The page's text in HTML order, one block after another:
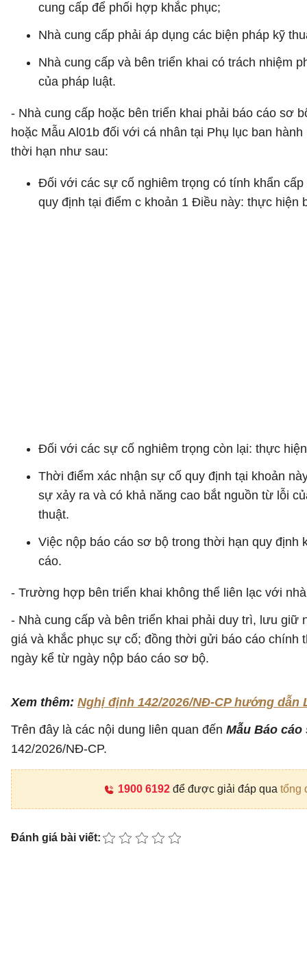
cung cấp để phối hợp khắc phục;
Nhà cung cấp phải áp dụng các biện pháp kỹ
Nhà cung cấp và bên triển khai có trách nhiệm
của pháp luật.
- Nhà cung cấp hoặc bên triển khai phải báo cáo sơ
hoặc Mẫu Al01b đối với cá nhân tại Phụ lục ban
thời hạn như sau:
Đối với các sự cố nghiêm trọng có tính khẩn
quy định tại điểm c khoản 1 Điều này: thực
Đối với các sự cố nghiêm trọng còn lại: thực
Thời điểm xác nhận sự cố quy định tại khoản
sự xảy ra và có khả năng cao bắt nguồn từ lỗi
thuật.
Việc nộp báo cáo sơ bộ trong thời hạn quy định
cáo.
- Trường hợp bên triển khai không thể liên lạc với
- Nhà cung cấp và bên triển khai phải duy trì, lưu giữ
giá và khắc phục sự cố; đồng thời gửi báo cáo
ngày kể từ ngày nộp báo cáo sơ bộ.
Xem thêm: Nghị định 142/2026/NĐ-CP hướng
Trên đây là các nội dung liên quan đến Mẫu Báo
142/2026/NĐ-CP.
1900 6192để được giải đáp qua tổng
Đánh giá bài viết: